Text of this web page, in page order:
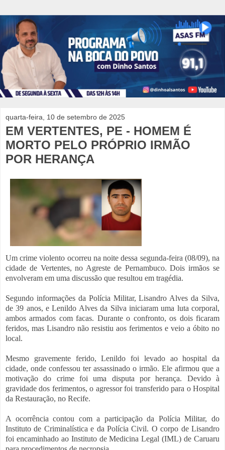
quarta-feira, 10 de setembro de 2025
EM VERTENTES, PE - HOMEM É
MORTO PELO PRÓPRIO IRMÃO
POR HERANÇA
Um crime violento ocorreu na noite dessa segunda-feira (08/09), na
cidade de Vertentes, no Agreste de Pernambuco. Dois irmãos se
envolveram em uma discussão que resultou em tragédia.
Segundo informações da Polícia Militar, Lisandro Alves da Silva,
de 39 anos, e Lenildo Alves da Silva iniciaram uma luta corporal,
ambos armados com facas. Durante o confronto, os dois ficaram
feridos, mas Lisandro não resistiu aos ferimentos e veio a óbito no
local.
Mesmo gravemente ferido, Lenildo foi levado ao hospital da
cidade, onde confessou ter assassinado o irmão. Ele afirmou que a
motivação do crime foi uma disputa por herança. Devido à
gravidade dos ferimentos, o agressor foi transferido para o Hospital
da Restauração, no Recife.
A ocorrência contou com a participação da Polícia Militar, do
Instituto de Criminalística e da Polícia Civil. O corpo de Lisandro
foi encaminhado ao Instituto de Medicina Legal (IML) de Caruaru